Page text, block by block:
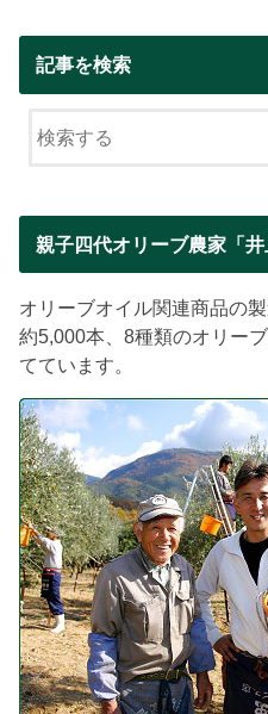
記事を検索
親子四代オリーブ農家「井
オリーブオイル関連商品の
約5,000本、8種類のオリー
てています。